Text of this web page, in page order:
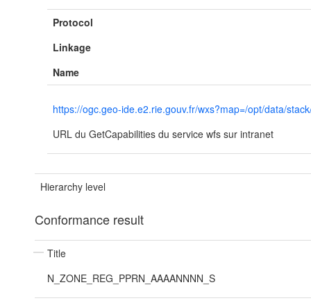
Protocol
Linkage
Name
https://ogc.geo-ide.e2.rie.gouv.fr/wxs?map=/opt/data/
URL du GetCapabilities du service wfs sur intranet
Hierarchy level
Conformance result
Title
N_ZONE_REG_PPRN_AAAANNNN_S